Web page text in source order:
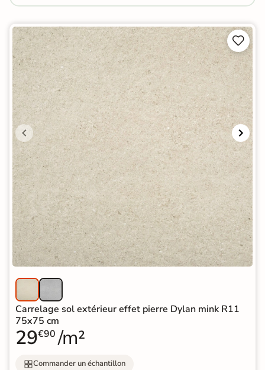


Carrelage sol extérieur effet pierre Dylan mink R11
75x75 cm
29€90 /m²
Commander un échantillon